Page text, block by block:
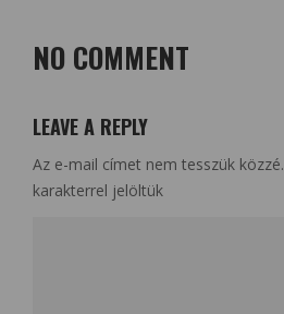
NO COMMENT
LEAVE A REPLY
Az e-mail címet nem tesszük közzé.
karakterrel jelöltük